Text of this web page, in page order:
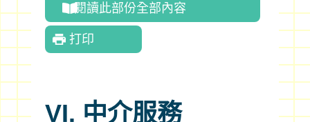
閱讀此部份全部內容
打印
VI. 中介服務